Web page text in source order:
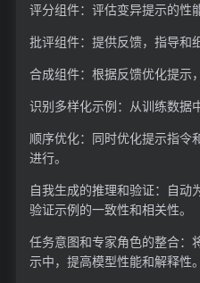
评分组件：评估变异提示的性
批评组件：提供反馈，指导和
合成组件：根据反馈优化提示
识别多样化示例：从训练数据
顺序优化：同时优化提示指令
进行。
自我生成的推理和验证：自动
验证示例的一致性和相关性。
任务意图和专家角色的整合：
示中，提高模型性能和解释性。